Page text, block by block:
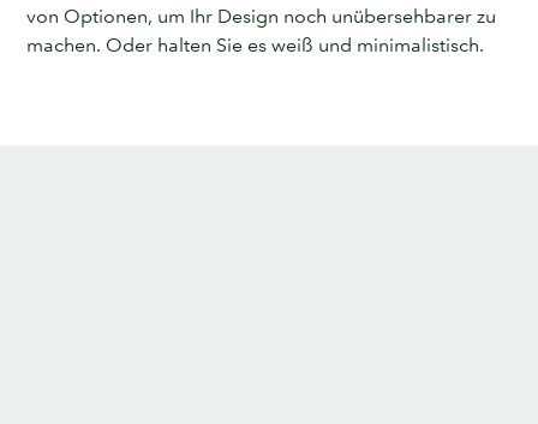
von Optionen, um Ihr Design noch unübersehbarer zu
machen. Oder halten Sie es weiß und minimalistisch.